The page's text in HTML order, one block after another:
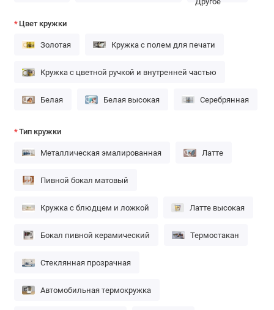
Цвет кружки
Золотая Кружка с полем для печати
Кружка с цветной ручкой и внутренней частью
Белая Белая высокая Серебрянная
Тип кружки
Металлическая эмалированная Латте
Пивной бокал матовый
Кружка с блюдцем и ложкой Латте высокая
Бокал пивной керамический Термостакан
Стеклянная прозрачная
Автомобильная термокружка